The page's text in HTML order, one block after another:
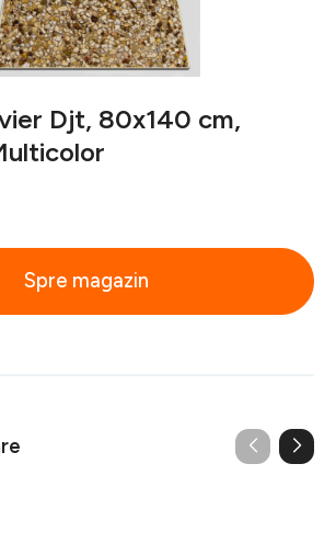
Djt, 80x140 cm,
Spre magazin